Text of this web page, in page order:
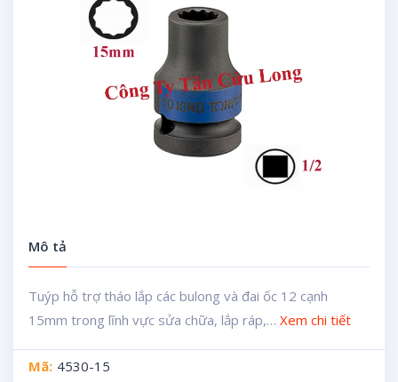
Mô tả
Tuýp hỗ trợ tháo lắp các bulong và đai ốc 12 cạnh
15mm trong lĩnh vực sửa chữa, lắp ráp,… Xem chi tiết
Mã: 4530-15